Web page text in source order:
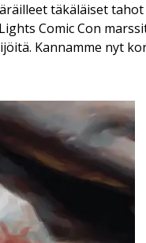
täkäläiset
Comic Con
Kannamme nyt